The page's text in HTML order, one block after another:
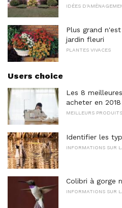
IDÉES
Plus grand
jardin fleuri
PLANTES VIVACES
Users choice
Les 8
acheter en 2018
MEILLEURS
Identifier les
INFORMATIONS SUR
Colibri à gorge
INFORMATIONS SUR